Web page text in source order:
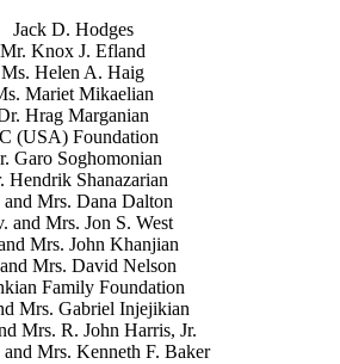
Jack D. Hodges
Mr. Knox J. Efland
Ms. Helen A. Haig
Mariet Mikaelian
Hrag Marganian
(USA) Foundation
Garo Soghomonian
Hendrik Shanazarian
Mrs. Dana Dalton
and Mrs. Jon S. West
Mrs. John Khanjian
Mrs. David Nelson
Family Foundation
Mrs. Gabriel Injejikian
Mrs. R. John Harris, Jr.
Mrs. Kenneth F. Baker